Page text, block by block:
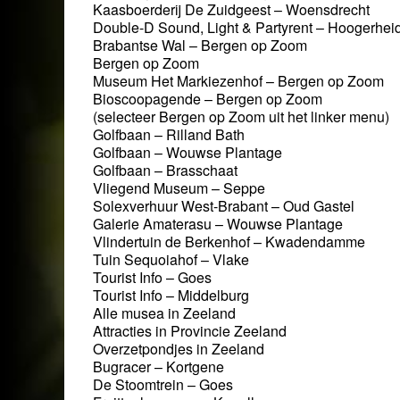
Kaasboerderij De Zuidgeest – Woensdrecht
Double-D Sound, Light & Partyrent –
Brabantse Wal – Bergen op Zoom
Bergen op Zoom
Museum Het Markiezenhof – Bergen op Zoom
Bioscoopagende – Bergen op Zoom
(selecteer Bergen op Zoom uit het linker menu)
Golfbaan – Rilland Bath
Golfbaan – Wouwse Plantage
Golfbaan – Brasschaat
Vliegend Museum – Seppe
Solexverhuur West-Brabant – Oud Gastel
Galerie Amaterasu – Wouwse Plantage
Vlindertuin de Berkenhof – Kwadendamme
Tuin Sequoiahof – Vlake
Tourist Info – Goes
Tourist Info – Middelburg
Alle musea in Zeeland
Attracties in Provincie Zeeland
Overzetpondjes in Zeeland
Bugracer – Kortgene
De Stoomtrein – Goes